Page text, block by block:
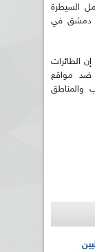
السيطرة
دمشق في
الطائرات
ضد مواقع
والمناطق